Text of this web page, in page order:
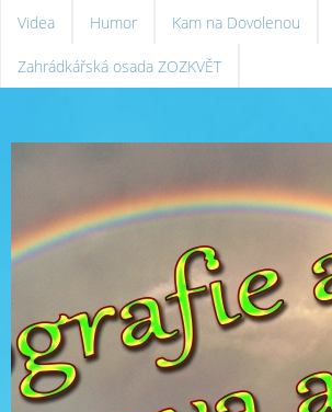
Videa Humor Kam na Dovolenou
Zahrádkářská osada ZOZKVĚT